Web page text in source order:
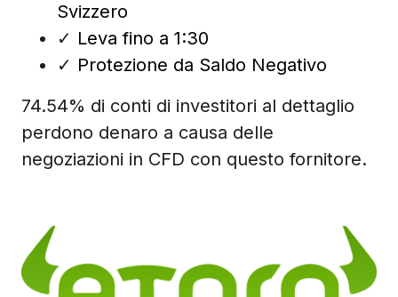
Svizzero
✓ Leva fino a 1:30
✓ Protezione da Saldo Negativo
74.54% di conti di investitori al dettaglio
perdono denaro a causa delle
negoziazioni in CFD con questo fornitore.